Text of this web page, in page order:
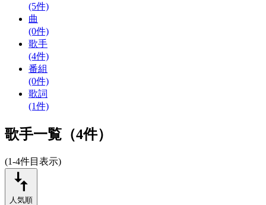
(5件)
曲
(0件)
歌手
(4件)
番組
(0件)
歌詞
(1件)
歌手一覧（4件）
(1-4件目表示)
人気順